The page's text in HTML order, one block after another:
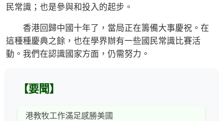
民常識；也是參與和投入的起步。
香港回歸中國十年了，當局正在籌備大事慶祝。在
這種種慶典之餘，也在學界辦有一些國民常識比賽活
動。我們在認識國家方面，仍需努力。
【要聞】
港教牧工作滿足感勝美國